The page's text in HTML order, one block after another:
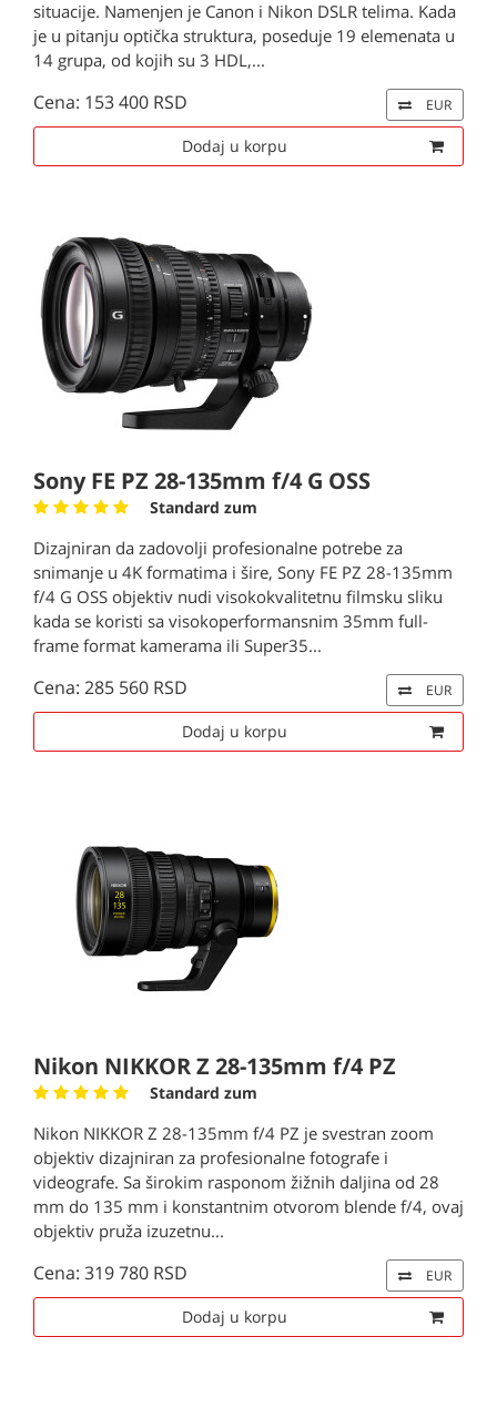
situacije. Namenjen je Canon i Nikon DSLR telima. Kada
je u pitanju optička struktura, poseduje 19 elemenata u
14 grupa, od kojih su 3 HDL,...
Cena: 153 400 RSD EUR
Dodaj u korpu
Sony FE PZ 28-135mm f/4 G OSS
Standard zum
Dizajniran da zadovolji profesionalne potrebe za
snimanje u 4K formatima i šire, Sony FE PZ 28-135mm
f/4 G OSS objektiv nudi visokokvalitetnu filmsku sliku
kada se koristi sa visokoperformansnim 35mm full-
frame format kamerama ili Super35...
Cena: 285 560 RSD EUR
Dodaj u korpu
Nikon NIKKOR Z 28-135mm f/4 PZ
Standard zum
Nikon NIKKOR Z 28-135mm f/4 PZ je svestran zoom
objektiv dizajniran za profesionalne fotografe i
videografe. Sa širokim rasponom žižnih daljina od 28
mm do 135 mm i konstantnim otvorom blende f/4, ovaj
objektiv pruža izuzetnu...
Cena: 319 780 RSD EUR
Dodaj u korpu